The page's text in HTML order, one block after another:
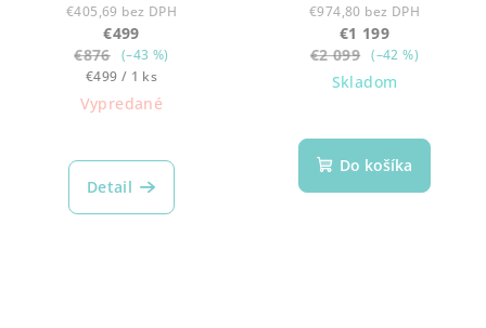
€405,69 bez DPH
€499
€876 (–43 %)
Jednotková
cena:
€499 / 1 ks
Vypredané
Detail
€974,80 bez DPH
€1 199
€2 099
(–42 %)
Skladom
Do košíka